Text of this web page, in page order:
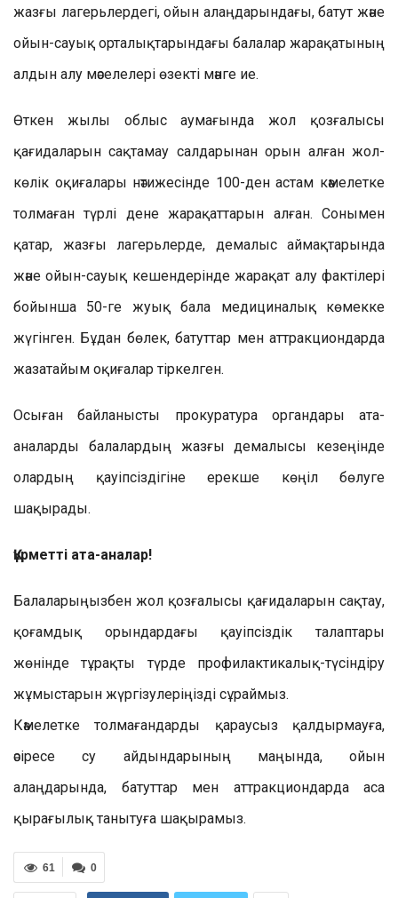
жазғы лагерьлердегі, ойын алаңдарындағы, батут және
ойын-сауық орталықтарындағы балалар жарақатының
алдын алу мәселелері өзекті мәнге ие.
Өткен жылы облыс аумағында жол қозғалысы
қағидаларын сақтамау салдарынан орын алған жол-
көлік оқиғалары нәтижесінде 100-ден астам кәмелетке
толмаған түрлі дене жарақаттарын алған. Сонымен
қатар, жазғы лагерьлерде, демалыс аймақтарында
және ойын-сауық кешендерінде жарақат алу фактілері
бойынша 50-ге жуық бала медициналық көмекке
жүгінген. Бұдан бөлек, батуттар мен аттракциондарда
жазатайым оқиғалар тіркелген.
Осыған байланысты прокуратура органдары ата-
аналарды балалардың жазғы демалысы кезеңінде
олардың қауіпсіздігіне ерекше көңіл бөлуге
шақырады.
Құрметті ата-аналар!
Балаларыңызбен жол қозғалысы қағидаларын сақтау,
қоғамдық орындардағы қауіпсіздік талаптары
жөнінде тұрақты түрде профилактикалық-түсіндіру
жұмыстарын жүргізулеріңізді сұраймыз.
Кәмелетке толмағандарды қараусыз қалдырмауға,
әсіресе су айдындарының маңында, ойын
алаңдарында, батуттар мен аттракциондарда аса
қырағылық танытуға шақырамыз.
0
61